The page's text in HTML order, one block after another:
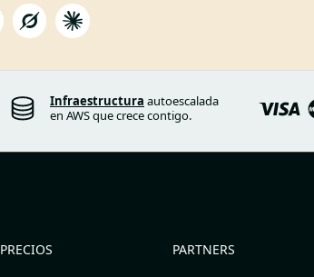
Infraestructura autoescalada
en AWS que crece contigo.
PRECIOS PARTNERS